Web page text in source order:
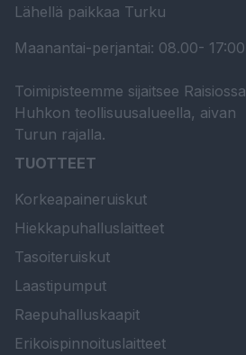
Lähellä paikkaa Turku
Maanantai-perjantai: 08.00- 17:00
Toimipisteemme sijaitsee Raisiossa
Huhkon teollisuusalueella, aivan
Turun rajalla.
TUOTTEET
Korkeapaineruiskut
Hiekkapuhalluslaitteet
Tasoiteruiskut
Laastipumput
Raepuhalluskaapit
Erikoispinnoituslaitteet